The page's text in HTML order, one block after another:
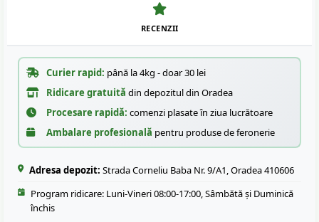
RECENZII
Curier rapid: până la 4kg - doar 30 lei
Ridicare gratuită din depozitul din Oradea
Procesare rapidă: comenzi plasate în ziua lucrătoare
Ambalare profesională pentru produse de feronerie
Adresa depozit: Strada Corneliu Baba Nr. 9/A1, Oradea 410606
Program ridicare: Luni-Vineri 08:00-17:00, Sâmbătă și Duminică
închis